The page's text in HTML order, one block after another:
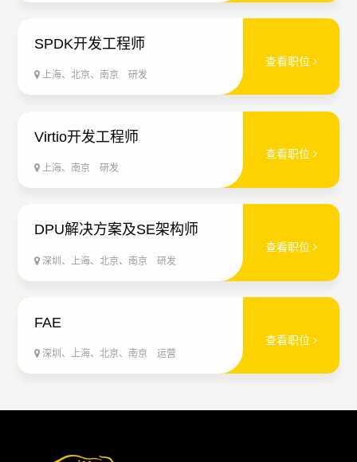
SPDK开发工程师
上海、北京、南京 研发
查看职位
Virtio开发工程师
上海、南京 研发
查看职位
DPU解决方案及SE架构师
深圳、上海、北京、南京 研发
查看职位
FAE
深圳、上海、北京、南京 运营
查看职位